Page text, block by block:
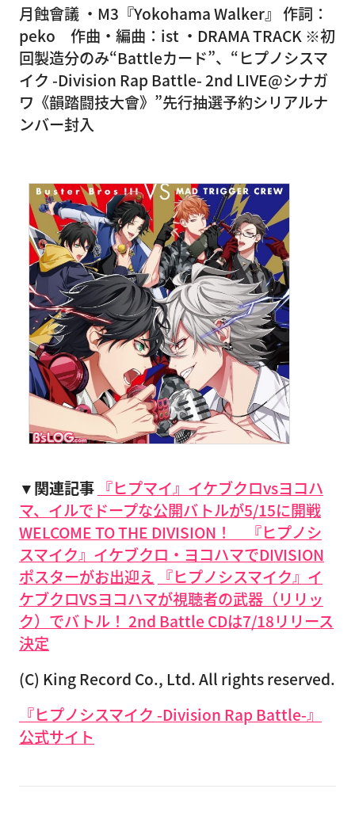
月蝕會議 ・M3『Yokohama Walker』 作詞：
peko 作曲・編曲：ist ・DRAMA TRACK ※初
回製造分のみ“Battleカード”、“ヒプノシスマ
イク -Division Rap Battle- 2nd LIVE@シナガ
ワ《韻踏闘技大會》”先行抽選予約シリアルナ
ンバー封入
▼関連記事 『ヒプマイ』イケブクロvsヨコハ
マ、イルでドープな公開バトルが5/15に開戦
WELCOME TO THE DIVISION！ 『ヒプノシ
スマイク』イケブクロ・ヨコハマでDIVISION
ポスターがお出迎え 『ヒプノシスマイク』イ
ケブクロVSヨコハマが視聴者の武器（リリッ
ク）でバトル！ 2nd Battle CDは7/18リリース
決定
(C) King Record Co., Ltd. All rights reserved.
『ヒプノシスマイク -Division Rap Battle-』
公式サイト